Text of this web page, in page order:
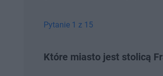
Pytanie 1 z 15
Które miasto jest stolicą